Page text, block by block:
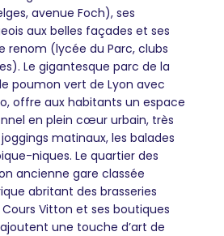
avenue Foch), ses
aux belles façades et ses
renom (lycée du Parc, clubs
Le gigantesque parc de la
poumon vert de Lyon avec
offre aux habitants un espace
en plein cœur urbain, très
matinaux, les balades
niques. Le quartier des
ancienne gare classée
abritant des brasseries
Vitton et ses boutiques
une touche d’art de